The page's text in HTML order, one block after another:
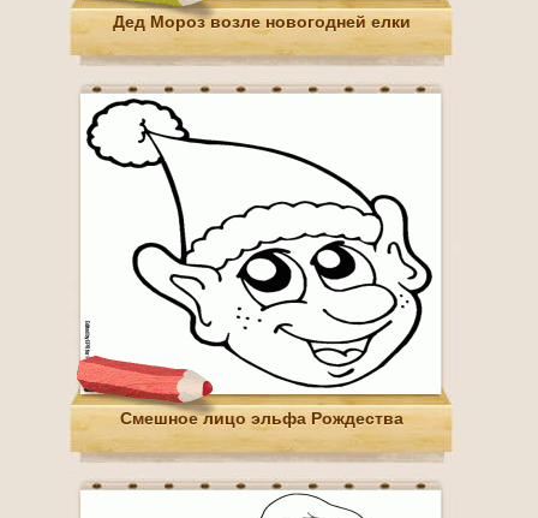
Дед Мороз возле новогодней елки
Смешное лицо эльфа Рождества